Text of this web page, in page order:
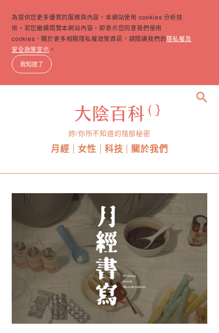
為提供您更多優質的服務與內容，本網站使用 cookies 分析技
術。若您繼續閱覽本網站內容，即表示您同意我們使用
cookies，關於更多相關隱私權政策資訊，請閱讀我們的隱私權及
安全政策宣示 。
我知道了
妳/你所不知道的陰部秘密
月經 女性 科技 關於我們
search